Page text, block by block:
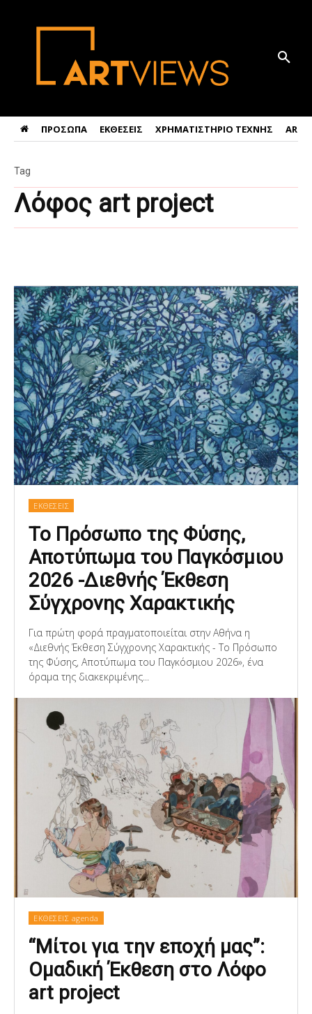
ΠΡΟΣΩΠΑ ΕΚΘΕΣΕΙΣ ΧΡΗΜΑΤΙΣΤΗΡΙΟ ΤΕΧΝΗΣ ART
Λόφος art project
Tag
ΕΚΘΕΣΕΙΣ
Το Πρόσωπο της Φύσης,
Αποτύπωμα του Παγκόσμιου
2026 -Διεθνής Έκθεση
Σύγχρονης Χαρακτικής
Για πρώτη φορά πραγματοποιείται στην Αθήνα η
«Διεθνής Έκθεση Σύγχρονης Χαρακτικής - Το Πρόσωπο
της Φύσης, Αποτύπωμα του Παγκόσμιου 2026», ένα
όραμα της διακεκριμένης...
ΕΚΘΕΣΕΙΣ agenda
“Μίτοι για την εποχή μας”:
Ομαδική Έκθεση στο Λόφο
art project